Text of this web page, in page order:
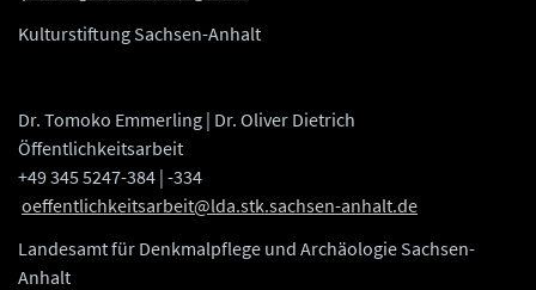
Kulturstiftung Sachsen-Anhalt
Dr. Tomoko Emmerling | Dr. Oliver Dietrich
Öffentlichkeitsarbeit
+49 345 5247-384 | -334
oeffentlichkeitsarbeit@lda.stk.sachsen-anhalt.de
Landesamt für Denkmalpflege und Archäologie Sachsen-
Anhalt